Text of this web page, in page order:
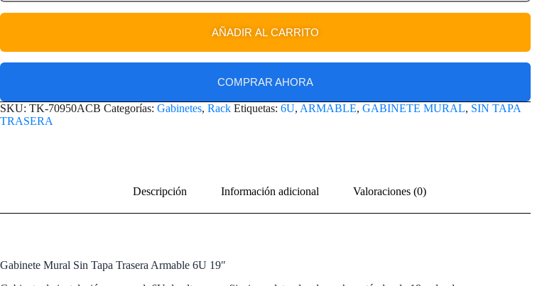
AÑADIR AL CARRITO
COMPRAR AHORA
SKU: TK-70950ACB Categorías: Gabinetes, Rack Etiquetas: 6U, ARMABLE, GABINETE MURAL, SIN TAPA
TRASERA
Descripción Información adicional Valoraciones (0)
Gabinete Mural Sin Tapa Trasera Armable 6U 19″